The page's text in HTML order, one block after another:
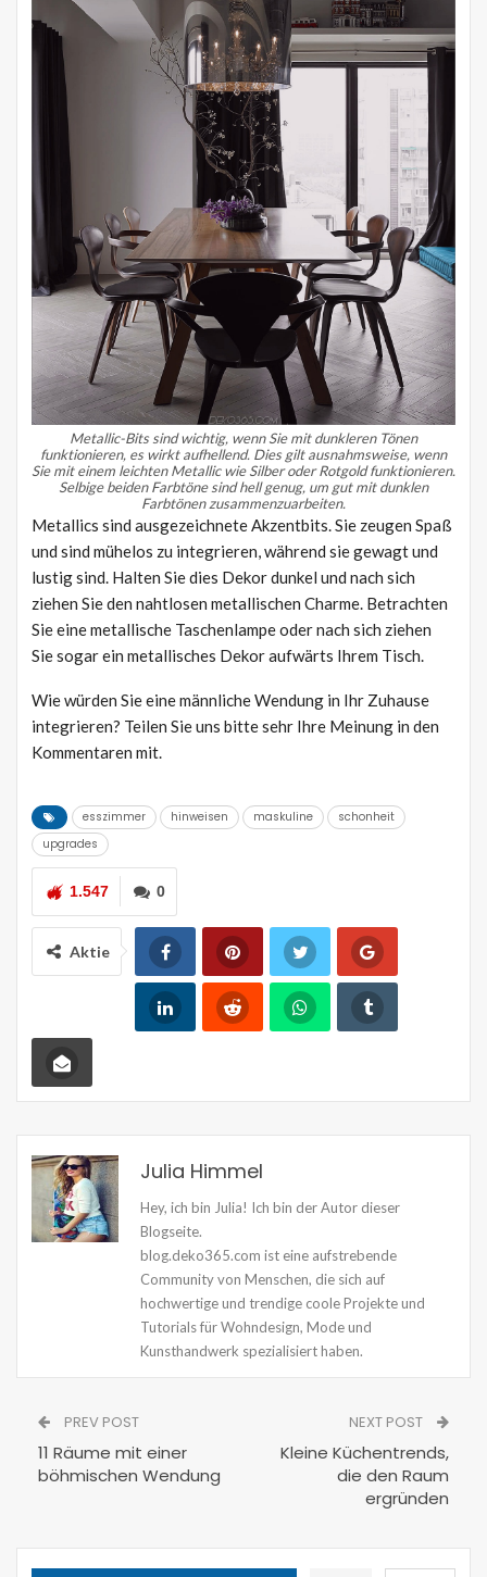
Metallic-Bits sind wichtig, wenn Sie mit dunkleren Tönen
funktionieren, es wirkt aufhellend. Dies gilt ausnahmsweise, wenn
Sie mit einem leichten Metallic wie Silber oder Rotgold funktionieren.
Selbige beiden Farbtöne sind hell genug, um gut mit dunklen
Farbtönen zusammenzuarbeiten.
Metallics sind ausgezeichnete Akzentbits. Sie zeugen Spaß
und sind mühelos zu integrieren, während sie gewagt und
lustig sind. Halten Sie dies Dekor dunkel und nach sich
ziehen Sie den nahtlosen metallischen Charme. Betrachten
Sie eine metallische Taschenlampe oder nach sich ziehen
Sie sogar ein metallisches Dekor aufwärts Ihrem Tisch.
Wie würden Sie eine männliche Wendung in Ihr Zuhause
integrieren? Teilen Sie uns bitte sehr Ihre Meinung in den
Kommentaren mit.
esszimmer hinweisen maskuline
schonheit
upgrades
0
1.547
Aktie
Julia Himmel
Hey, ich bin Julia! Ich bin der Autor dieser
Blogseite.
blog.deko365.com ist eine aufstrebende
Community von Menschen, die sich auf
hochwertige und trendige coole Projekte und
Tutorials für Wohndesign, Mode und
Kunsthandwerk spezialisiert haben.
PREV POST
11 Räume mit einer
böhmischen Wendung
NEXT POST
Kleine Küchentrends,
die den Raum
ergründen